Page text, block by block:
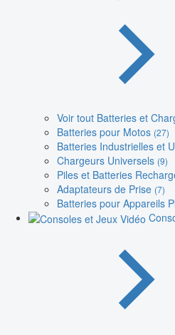
Voir tout Batteries et
Batteries pour Motos (27)
Batteries Industrielles et
Chargeurs Universels (9)
Piles et Batteries
Adaptateurs de Prise (7)
Batteries pour Appareils